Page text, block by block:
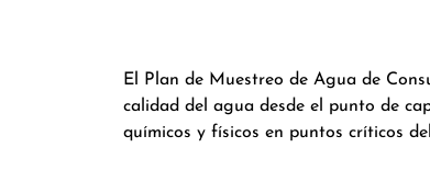
El Plan de Muestreo de Agua de
calidad del agua desde el punto de
químicos y físicos en puntos críticos